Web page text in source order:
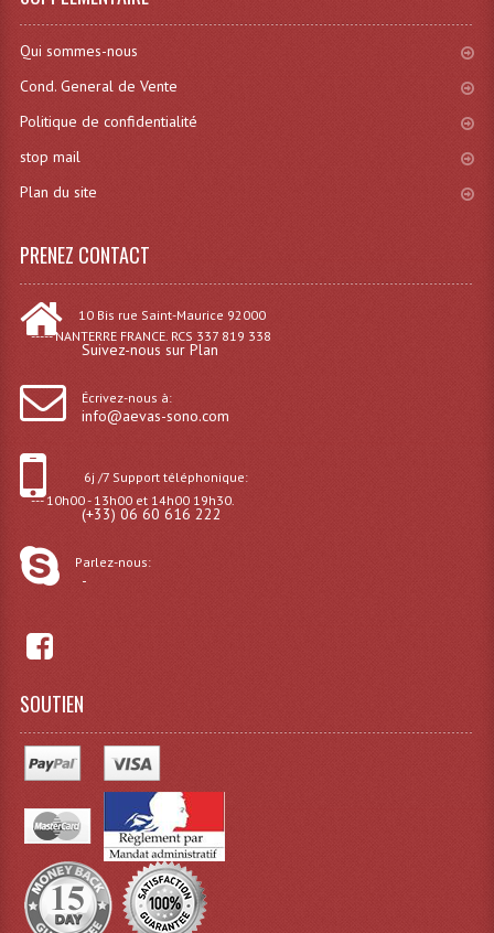
Filtres Et Divers
Guirlandes Lumineuse
Ampoules - Tubes Lumière Noire Black Gun
Lampes De Couleurs
Lampes Leds
Petit Effets Lumineux
Projecteur De Gobo
Projecteur Extérieur Multifaisceaux
Qui sommes-nous
Cond. General de Vente
Politique de confidentialité
stop mail
Plan du site
PRENEZ CONTACT
10 Bis rue Saint-Maurice 92000
----- NANTERRE FRANCE. RCS 337 819 338
Suivez-nous sur Plan
Écrivez-nous à:
info@aevas-sono.com
6j /7 Support téléphonique:
--- 10h00 - 13h00 et 14h00 19h30.
(+33) 06 60 616 222
Parlez-nous:
-
SOUTIEN